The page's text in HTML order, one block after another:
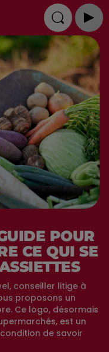
POUR
CE QUI SE
conseiller litige à
proposons un
Ce logo, désormais
est un
de savoir